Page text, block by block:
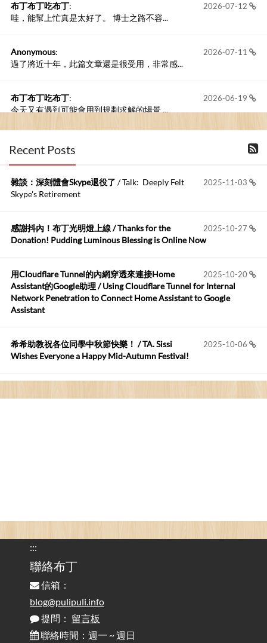
2026-07-12
布丁布丁吃布丁:
哇，能幫上忙真是太好了。 博士之路不容...
2026-07-11
Anonymous:
過了將近十年，此篇文章還是很受用，非常感...
2026-06-19
布丁布丁吃布丁:
今天又有遇到可能會用到規劃求解的場景 ...
2026-06-18
布丁布丁吃布丁
kage好像也可以下載整個網站 感謝分享
Anonymous:
https://github.com/t...
2026-05-17
布丁布丁吃布丁:
我目前並沒有常駐的Google Home...
2026-05-15
Robertmycs:
這篇WinXP公用電腦安裝與優化的步驟超...
您好,首先肯定感謝您造福許多莘莘學子。有...
Recent Posts
2025-11-03
雜談：深刻體會Skype退役了 / Talk: Deeply Felt
Skype's Retirement
2025-10-27
感謝抖內！布丁光明燈上線 / Thanks for the
Donation! Pudding Luminous Blessing is Online Now
2025-10-20
用Cloudflare Tunnel的內網穿透來連接Home
Assistant的Google助理 / Using Cloudflare Tunnel for Internal
Network Penetration to Connect Home Assistant to Google
Assistant
2025-10-06
希希助教祝各位同學中秋節快樂！ / TA. Sissi
Wishes Everyone a Happy Mid-Autumn Festival!
的問題 / Are You Tired of Looking at the Computer? Pay More
實作相容OpenAI API，但背後不是OpenAI的API服
務 / Implementing OpenAI API-Compatible Services, But Not
Powered by OpenAI
雜談：生活小技巧之用魔鬼氈避免機車鑰匙脫落吧
/ Talk: Use Velcro to Prevent Your Motorcycle Key From Falling
:::
聯絡布丁
信箱：
blog@pulipuli.info
提問： 留言板
聯絡時間：週一 ~ 週日